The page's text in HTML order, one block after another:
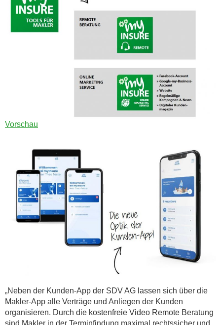
Vorschau
Tab)
„Neben der Kunden-App der SDV AG lassen sich über die
Makler-App alle Verträge und Anliegen der Kunden
organisieren. Durch die kostenfreie Video Remote Beratung
sind Makler in der Terminfindung maximal rechtssicher und